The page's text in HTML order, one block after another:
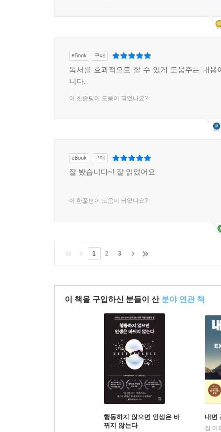
eBook 구매
독서를 효과적으로 할 수 있게 도움주는 내용
니다.
이 한줄평이 도움이 되었나요?
eBook 구매
잘 봤습니다~! 잘 읽었어요
이 한줄평이 도움이 되었나요?
1 2 3
이 책을 구입하신 분들이 산 분야 연관 책
행동하지 않으면 인생은 바
뀌지 않는다
내면
짐 머